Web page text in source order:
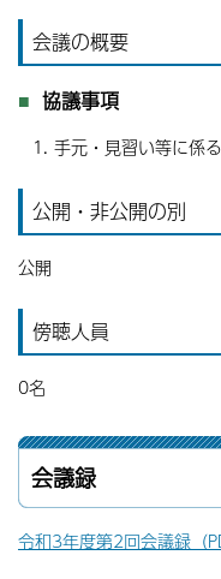
会議の概要
協議事項
手元・見習い等に係
公開・非公開の別
公開
傍聴人員
0名
会議録
令和3年度第2回会議録（